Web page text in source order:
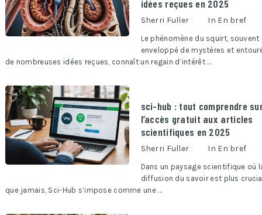
idées reçues en 2025
Sherri Fuller In En bref
Le phénomène du squirt, souvent
enveloppé de mystères et
de nombreuses idées reçues, connaît un regain d’intérêt …
sci-hub : tout comprendre
l’accès gratuit aux articles
scientifiques en 2025
Sherri Fuller In En bref
Dans un paysage scientifique où
diffusion du savoir est plus
que jamais, Sci-Hub s’impose comme une …